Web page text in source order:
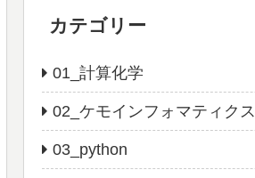
カテゴリー
01_計算化学
02_ケモインフォマティクス
03_python